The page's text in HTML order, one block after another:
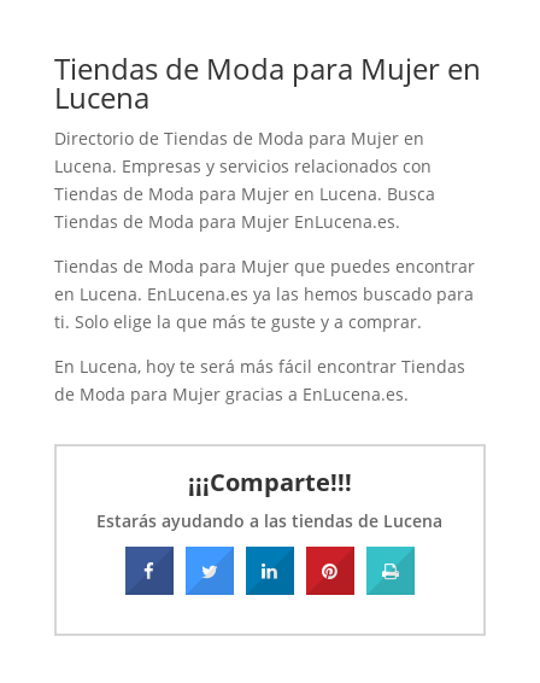
Tiendas de Moda para Mujer en
Lucena
Directorio de Tiendas de Moda para Mujer en
Lucena. Empresas y servicios relacionados con
Tiendas de Moda para Mujer en Lucena. Busca
Tiendas de Moda para Mujer EnLucena.es.
Tiendas de Moda para Mujer que puedes encontrar
en Lucena. EnLucena.es ya las hemos buscado para
ti. Solo elige la que más te guste y a comprar.
En Lucena, hoy te será más fácil encontrar Tiendas
de Moda para Mujer gracias a EnLucena.es.
¡¡¡Comparte!!!
Estarás ayudando a las tiendas de Lucena